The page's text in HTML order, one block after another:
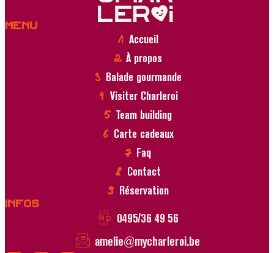
Menu
Accueil
À propos
Balade gourmande
Visiter Charleroi
Team building
Carte cadeaux
Faq
Contact
Réservation
Infos
0495/36 49 56
amelie@mycharleroi.be